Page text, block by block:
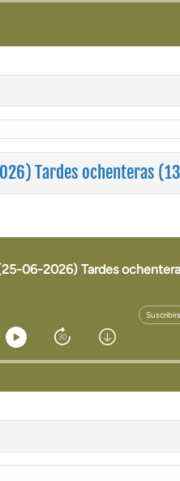
Tardes ochenteras